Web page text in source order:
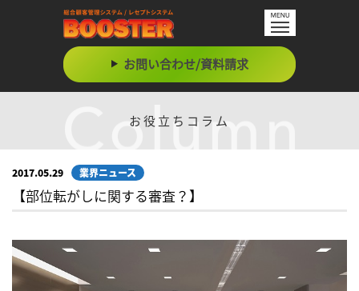
お問い合わせ/資料請求
お役立ちコラム
2017.05.29 業界ニュース
【部位転がしに関する審査？】